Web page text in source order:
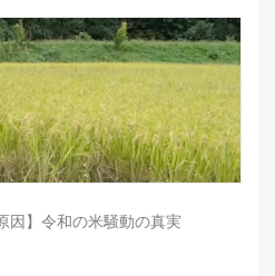
因】令和の米騒動の真実